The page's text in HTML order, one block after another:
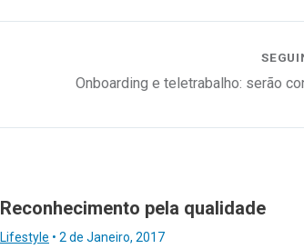
Reconhecimento pela qualidade
Lifestyle • 2 de Janeiro, 2017